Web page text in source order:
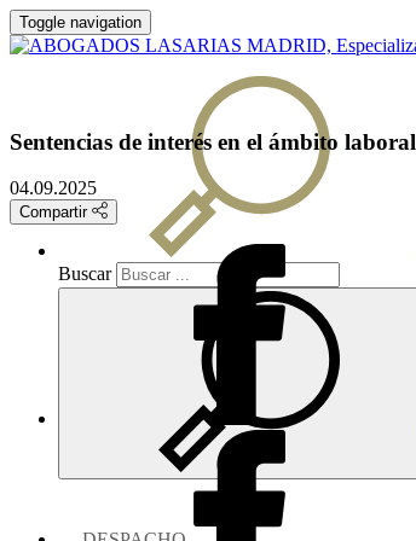
Toggle navigation
Buscar
Sentencias de interés en el ámbito laboral
04.09.2025
Compartir